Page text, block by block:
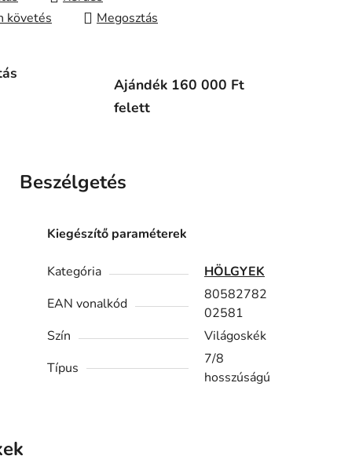
követés
Megosztás
Ajándék 160 000 Ft
felett
Beszélgetés
Kiegészítő paraméterek
Kategória
HÖLGYEK
EAN vonalkód
80582782
02581
Szín
Világoskék
Típus
7/8
hosszúságú